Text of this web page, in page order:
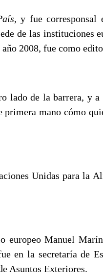
ís, y fue corresponsal
de las instituciones
2008, fue como
lado de la barrera, y
mano cómo
Unidas para la
europeo Manuel
en la secretaría de
Asuntos Exteriores.